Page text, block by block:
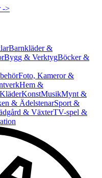
->
Barnkläder &
Bygg & VerktygBöcker &
Foto, Kameror &
Hem &
KläderKonstMusikMynt &
& ÄdelstenarSport &
& VäxterTV-spel &